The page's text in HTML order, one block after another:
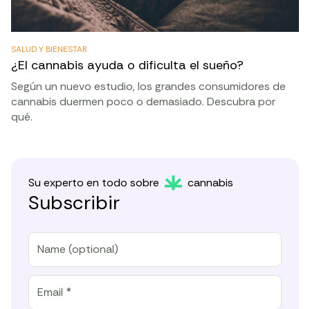
SALUD Y BIENESTAR
¿El cannabis ayuda o dificulta el sueño?
Según un nuevo estudio, los grandes consumidores de
cannabis duermen poco o demasiado. Descubra por
qué.
Su experto en todo sobre cannabis
Subscribir